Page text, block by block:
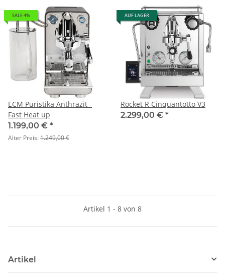
SALE 4%
ECM Puristika Anthrazit -
Fast Heat up
1.199,00 € *
Alter Preis:1.249,00 €
AUF LAGER
Rocket R Cinquantotto V3
2.299,00 € *
Artikel 1 - 8 von 8
Artikel